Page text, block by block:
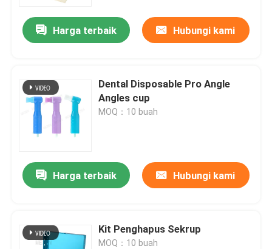
Rumah
Harga terbaik Hubungi kami
Dental Disposable Pro Angle
Angles cup
MOQ：10 buah
Harga terbaik Hubungi kami
Kit Penghapus Sekrup
MOQ：10 buah